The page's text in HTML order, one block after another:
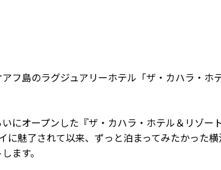
フ島のラグジュアリーホテル「ザ・カハラ・ホ
にオープンした『ザ・カハラ・ホテル＆リゾー
魅了されて以来、ずっと泊まってみたかった
ます。